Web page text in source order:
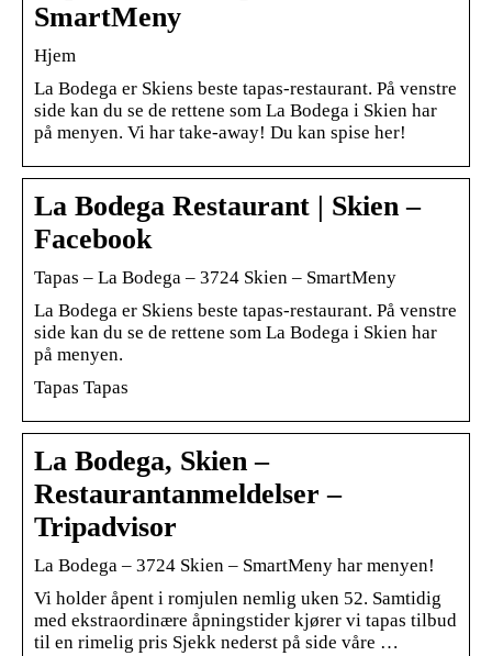
SmartMeny
Hjem
La Bodega er Skiens beste tapas-restaurant. På venstre
side kan du se de rettene som La Bodega i Skien har
på menyen. Vi har take-away! Du kan spise her!
La Bodega Restaurant | Skien –
Facebook
Tapas – La Bodega – 3724 Skien – SmartMeny
La Bodega er Skiens beste tapas-restaurant. På venstre
side kan du se de rettene som La Bodega i Skien har
på menyen.
Tapas Tapas
La Bodega, Skien –
Restaurantanmeldelser –
Tripadvisor
La Bodega – 3724 Skien – SmartMeny har menyen!
Vi holder åpent i romjulen nemlig uken 52. Samtidig
med ekstraordinære åpningstider kjører vi tapas tilbud
til en rimelig pris Sjekk nederst på side våre …